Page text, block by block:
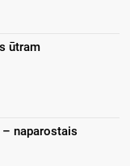
ūtram
naparostais